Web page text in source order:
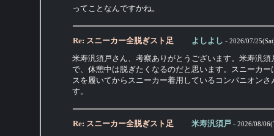
ってことなんですかね。
Re: スニーカー全脱ぎスト足 よしよし - 2026/07/
米寿汎須戸さん、考察ありがとうございます。米寿汎
で、休憩中は脱ぎたくなるのだと思います。スニーカ
スを履いてからスニーカー着用しているコンパニオン
す。
Re: スニーカー全脱ぎスト足 米寿汎須戸 - 2026/08/